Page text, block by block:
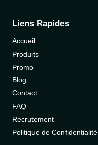
Liens Rapides
Accueil
Produits
Promo
Blog
Contact
FAQ
Recrutement
Politique de Confidentialité